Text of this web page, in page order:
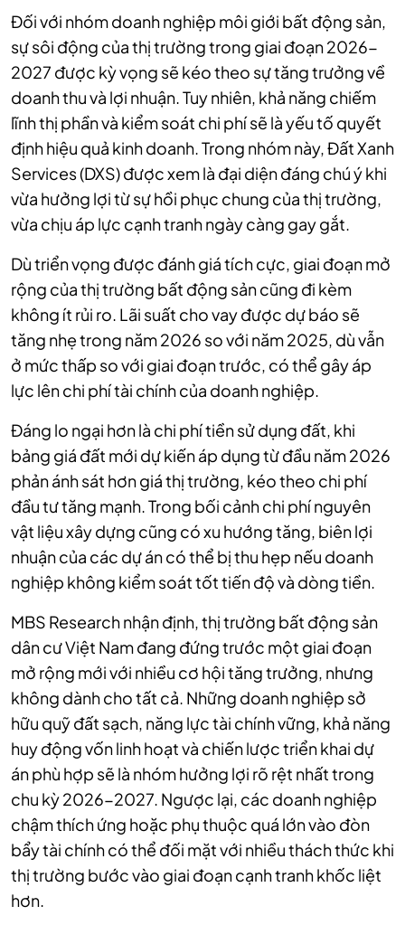
Đối với nhóm doanh nghiệp môi giới bất động sản,
sự sôi động của thị trường trong giai đoạn 2026-
2027 được kỳ vọng sẽ kéo theo sự tăng trưởng về
doanh thu và lợi nhuận. Tuy nhiên, khả năng chiếm
lĩnh thị phần và kiểm soát chi phí sẽ là yếu tố quyết
định hiệu quả kinh doanh. Trong nhóm này, Đất Xanh
Services (DXS) được xem là đại diện đáng chú ý khi
vừa hưởng lợi từ sự hồi phục chung của thị trường,
vừa chịu áp lực cạnh tranh ngày càng gay gắt.
Dù triển vọng được đánh giá tích cực, giai đoạn mở
rộng của thị trường bất động sản cũng đi kèm
không ít rủi ro. Lãi suất cho vay được dự báo sẽ
tăng nhẹ trong năm 2026 so với năm 2025, dù vẫn
ở mức thấp so với giai đoạn trước, có thể gây áp
lực lên chi phí tài chính của doanh nghiệp.
Đáng lo ngại hơn là chi phí tiền sử dụng đất, khi
bảng giá đất mới dự kiến áp dụng từ đầu năm 2026
phản ánh sát hơn giá thị trường, kéo theo chi phí
đầu tư tăng mạnh. Trong bối cảnh chi phí nguyên
vật liệu xây dựng cũng có xu hướng tăng, biên lợi
nhuận của các dự án có thể bị thu hẹp nếu doanh
nghiệp không kiểm soát tốt tiến độ và dòng tiền.
MBS Research nhận định, thị trường bất động sản
dân cư Việt Nam đang đứng trước một giai đoạn
mở rộng mới với nhiều cơ hội tăng trưởng, nhưng
không dành cho tất cả. Những doanh nghiệp sở
hữu quỹ đất sạch, năng lực tài chính vững, khả năng
huy động vốn linh hoạt và chiến lược triển khai dự
án phù hợp sẽ là nhóm hưởng lợi rõ rệt nhất trong
chu kỳ 2026-2027. Ngược lại, các doanh nghiệp
chậm thích ứng hoặc phụ thuộc quá lớn vào đòn
bẩy tài chính có thể đối mặt với nhiều thách thức khi
thị trường bước vào giai đoạn cạnh tranh khốc liệt
hơn.